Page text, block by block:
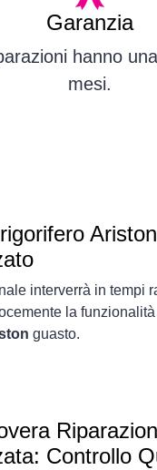
Garanzia
hanno
mesi.
Ariston
interverrà in tempi
la funzionalità
guasto.
Controllo